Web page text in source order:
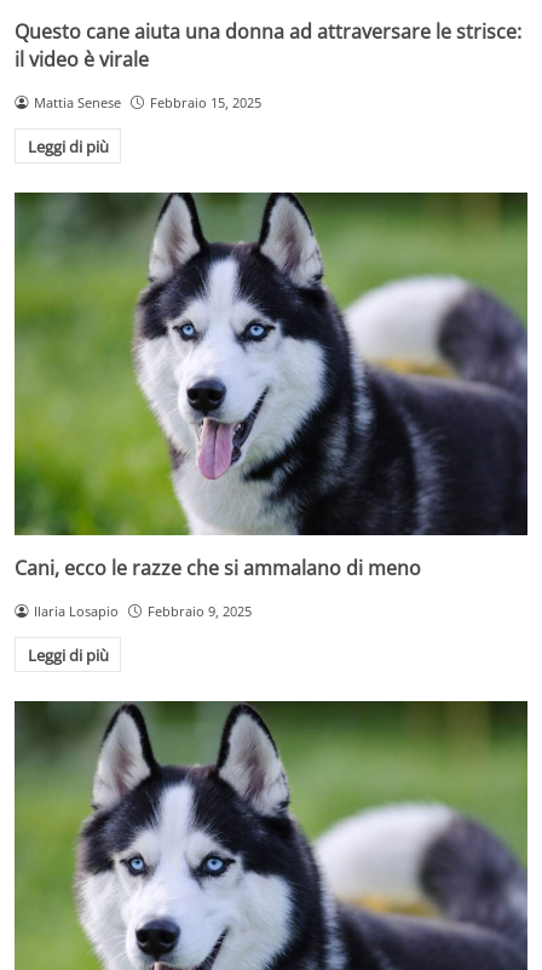
Questo cane aiuta una donna ad attraversare le strisce:
il video è virale
Mattia Senese Febbraio 15, 2025
Leggi di più
Cani, ecco le razze che si ammalano di meno
Ilaria Losapio Febbraio 9, 2025
Leggi di più